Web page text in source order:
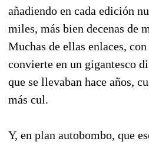
añadiendo en cada edición
miles, más bien decenas de
Muchas de ellas enlaces,
convierte en un gigantesco
que se llevaban hace años,
más cul.
Y, en plan autobombo, que